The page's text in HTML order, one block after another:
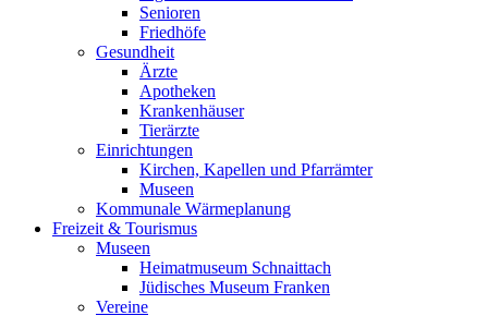
Senioren
Friedhöfe
Gesundheit
Ärzte
Apotheken
Krankenhäuser
Tierärzte
Einrichtungen
Kirchen, Kapellen und Pfarrämter
Museen
Kommunale Wärmeplanung
Freizeit & Tourismus
Museen
Heimatmuseum Schnaittach
Jüdisches Museum Franken
Vereine